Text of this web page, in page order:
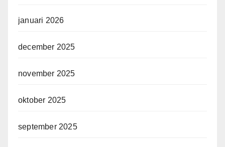
januari 2026
december 2025
november 2025
oktober 2025
september 2025